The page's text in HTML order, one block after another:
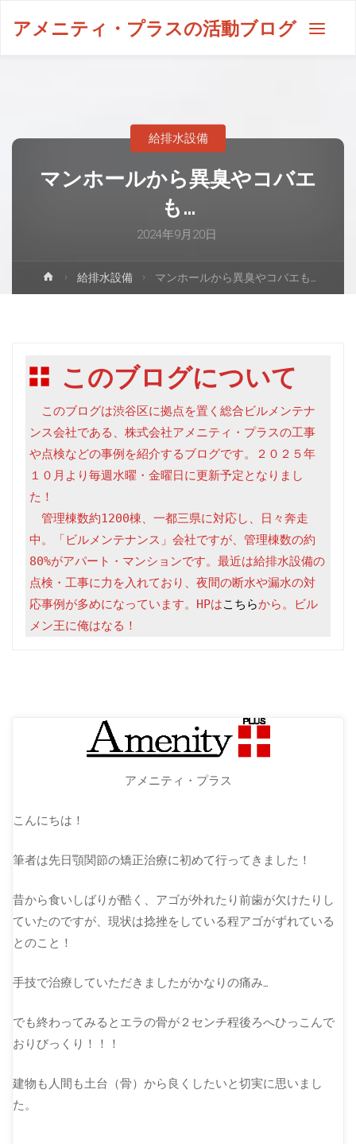
アメニティ・プラスの活動ブログ
マンホールから異臭やコバエ
も…
2024年9月20日
給排水設備
給排水設備 マンホールから異臭やコバエも…
このブログについて
このブログは渋谷区に拠点を置く総合ビルメンテナ
ンス会社である、株式会社アメニティ・プラスの工事
や点検などの事例を紹介するブログです。２０２５年
１０月より毎週水曜・金曜日に更新予定となりまし
た！
管理棟数約1200棟、一都三県に対応し、日々奔走
中。「ビルメンテナンス」会社ですが、管理棟数の約
80%がアパート・マンションです。最近は給排水設備の
点検・工事に力を入れており、夜間の断水や漏水の対
応事例が多めになっています。HPはこちらから。ビル
メン王に俺はなる！
アメニティ・プラス
こんにちは！
筆者は先日顎関節の矯正治療に初めて行ってきました！
昔から食いしばりが酷く、アゴが外れたり前歯が欠けたりし
ていたのですが、現状は捻挫をしている程アゴがずれている
とのこと！
手技で治療していただきましたがかなりの痛み…
でも終わってみるとエラの骨が２センチ程後ろへひっこんで
おりびっくり！！！
建物も人間も土台（骨）から良くしたいと切実に思いまし
た。